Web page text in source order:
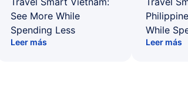
See More While
Spending Less
Leer más
While
Leer más